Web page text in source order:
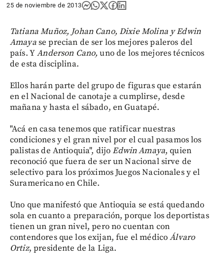
25 de noviembre de 2013
Tatiana Muñoz, Johan Cano, Dixie Molina y Edwin
Amayase precian de ser los mejores paleros del
país. YAnderson Cano,uno de los mejores técnicos
de esta disciplina.
Ellos harán parte del grupo de figuras que estarán
en el Nacional de canotaje a cumplirse, desde
mañana y hasta el sábado, en Guatapé.
"Acá en casa tenemos que ratificar nuestras
condiciones y el gran nivel por el cual pasamos los
palistas de Antioquia", dijoEdwin Amaya, quien
reconoció que fuera de ser un Nacional sirve de
selectivo para los próximos Juegos Nacionales y el
Suramericano en Chile.
Uno que manifestó que Antioquia se está quedando
sola en cuanto a preparación, porque los deportistas
tienen un gran nivel, pero no cuentan con
contendores que los exijan, fue el médicoÁlvaro
Ortiz, presidente de la Liga.